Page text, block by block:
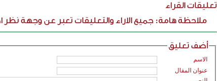
تعليقات القراء
ملاحظة هامة: جميع الاراء والتعليقات تعبر عن وجهة
أضف تعليق
الاسم
عنوان المقال